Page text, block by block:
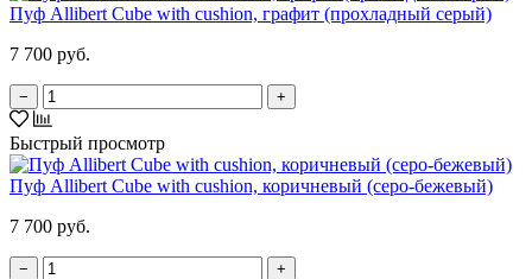
Пуф Allibert Cube with cushion, графит (прохладный серый)
7 700 руб.
− +
Быстрый просмотр
Пуф Allibert Cube with cushion, коричневый (серо-бежевый)
7 700 руб.
− +